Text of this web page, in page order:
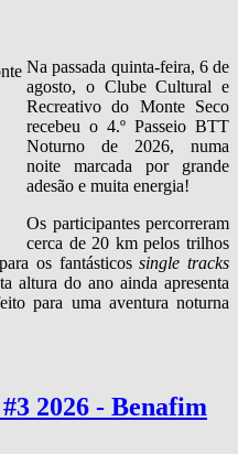
Na passada quinta‑feira, 6 de
agosto, o Clube Cultural e
Recreativo do Monte Seco
recebeu o 4.º Passeio BTT
Noturno de 2026, numa
noite marcada por grande
adesão e muita energia!
Os participantes percorreram
cerca de 20 km pelos trilhos
os fantásticossingle tracks
altura do ano ainda apresenta
para uma aventura noturna
2026 - Benafim